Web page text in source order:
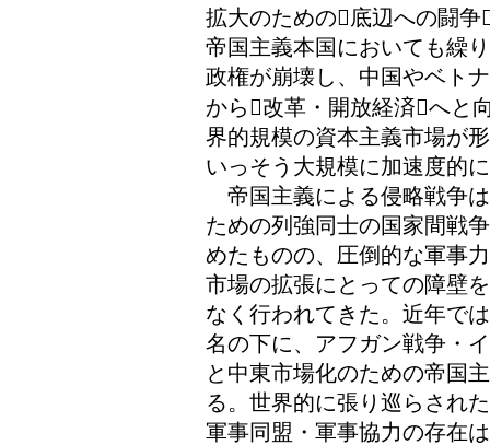
拡大のための底辺への闘
帝国主義本国においても繰
政権が崩壊し、中国やベト
から改革・開放経済へと
界的規模の資本主義市場が
いっそう大規模に加速度的
帝国主義による侵略戦争
ための列強同士の国家間戦
めたものの、圧倒的な軍事
市場の拡張にとっての障壁
なく行われてきた。近年で
名の下に、アフガン戦争・
と中東市場化のための帝国
る。世界的に張り巡らされ
軍事同盟・軍事協力の存在